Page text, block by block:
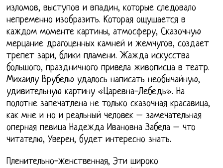
изломов, выступов и впадин, которые следовало
непременно изобразить. Которая ощущается в
каждом моменте картины, атмосферу, Сказочную
мерцание драгоценных камней и жемчугов, создает
трепет зари, блики пламени. Жажда искусства
большого, праздничного привела живописца в театр.
Михаилу Врубелю удалось написать необычайную,
удивительную картину «Царевна-Лебедь». На
полотне запечатлена не только сказочная красавица,
как мне и но и реальный человек – замечательная
оперная певица Надежда Ивановна Забела – что
читателю, Уверен, будет интересно знать.
Пленительно-женственная, Эти широко